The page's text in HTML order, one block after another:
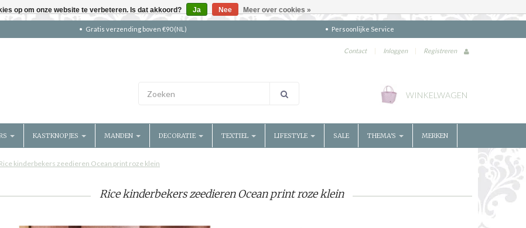
Gratis verzending boven €90 (NL) Persoonlijke Service
Contact | Inloggen | Registreren
WINKELWAGEN
KASTKNOPJES MANDEN DECORATIE TEXTIEL LIFESTYLE SALE THEMA'S MERKEN
Rice kinderbekers zeedieren Ocean print roze klein
Rice kinderbekers zeedieren Ocean print roze klein
op om onze website te verbeteren. Is dat akkoord? Ja Nee Meer over cookies »